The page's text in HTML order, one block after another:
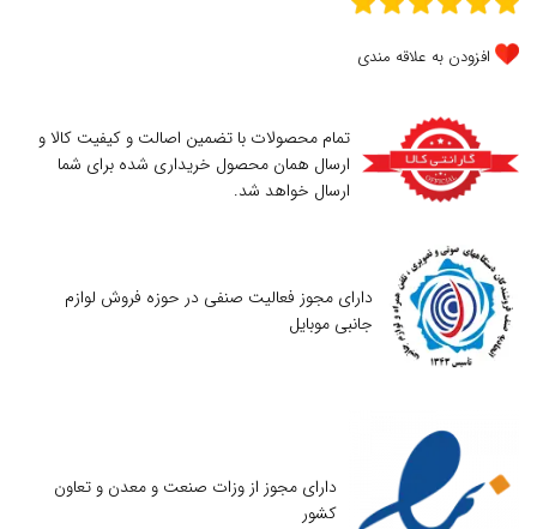
افزودن به علاقه مندی
تمام محصولات با تضمین اصالت و کیفیت کالا و
ارسال همان محصول خریداری شده برای شما
ارسال خواهد شد.
دارای مجوز فعالیت صنفی در حوزه فروش لوازم
جانبی موبایل
دارای مجوز از وزات صنعت و معدن و تعاون
کشور